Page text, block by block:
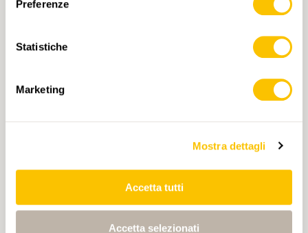
Preferenze
Statistiche
Marketing
Mostra dettagli
Accetta tutti
Accetta selezionati
LINK ZU WEBSITE
Media